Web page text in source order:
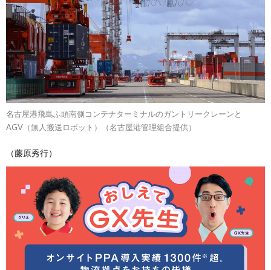
名古屋港飛島ふ頭南側コンテナターミナルのガントリークレーンと
AGV（無人搬送ロボット）（名古屋港管理組合提供）
（藤原秀行）